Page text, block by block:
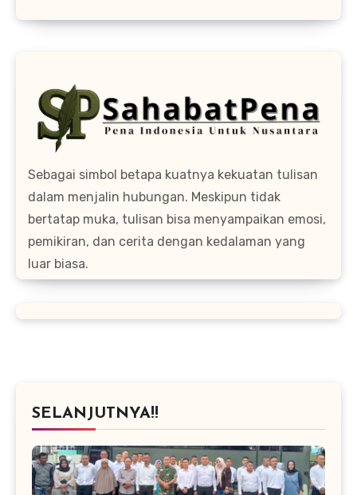
Sebagai simbol betapa kuatnya kekuatan tulisan
dalam menjalin hubungan. Meskipun tidak
bertatap muka, tulisan bisa menyampaikan emosi,
pemikiran, dan cerita dengan kedalaman yang
luar biasa.
SELANJUTNYA!!